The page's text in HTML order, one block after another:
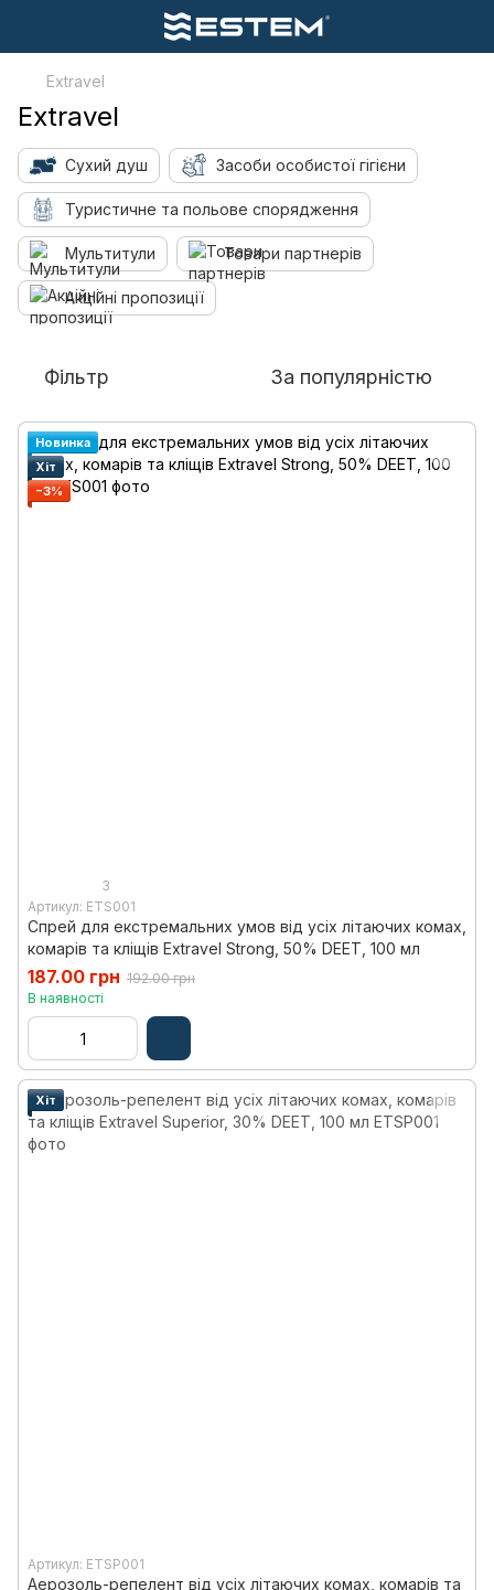
Extravel
Extravel
Сухий душ Засоби особистої гігієни
Туристичне та польове спорядження
Мультитули Товари партнерів
Акційні пропозиції
Фільтр За популярністю
Новинка
Хіт
−3%
3
Артикул: ETS001
Спрей для екстремальних умов від усіх літаючих комах,
комарів та кліщів Extravel Strong, 50% DEET, 100 мл
187.00 грн 192.00 грн
В наявності
Хіт
Артикул: ETSP001
Аерозоль-репелент від усіх літаючих комах, комарів та